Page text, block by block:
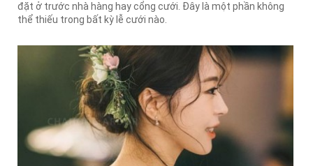
đặt ở trước nhà hàng hay cổng cưới. Đây là một phần không
thể thiếu trong bất kỳ lễ cưới nào.